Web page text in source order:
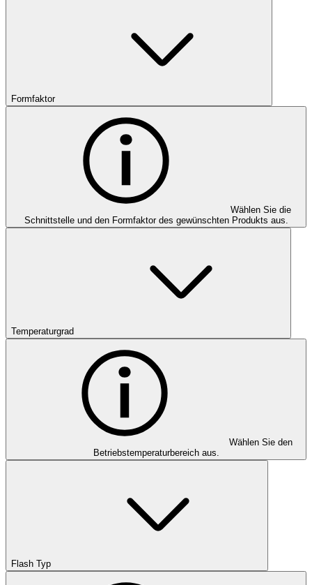
Formfaktor
Wählen Sie die
Schnittstelle und den Formfaktor des gewünschten Produkts aus.
Temperaturgrad
Wählen Sie den
Betriebstemperaturbereich aus.
Flash Typ